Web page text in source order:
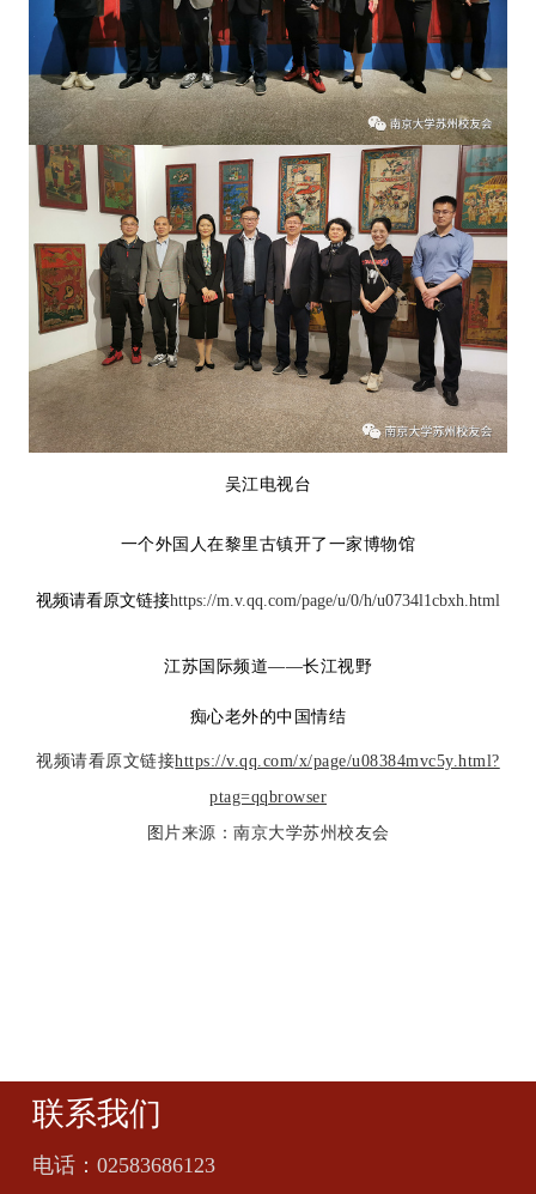
吴江电视台
一个外国人在黎里古镇开了一家博物馆
视频请看原文链接https://m.v.qq.com/page/u/0/h/u0734l1cbxh.html
江苏国际频道——长江视野
痴心老外的中国情结
视频请看原文链接https://v.qq.com/x/page/u08384mvc5y.html?
ptag=qqbrowser
图片来源：南京大学苏州校友会
联系我们
电话： 02583686123